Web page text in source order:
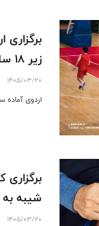
ﺯﯾﺮ ۱٨ ﺳﺎﻝ ۲۰۲٦
1405/03/20
ﺍﺭﺩﻭﯼ ﺁﻣﺎﺩﻩ ﺳﺎﺯﻱ
شیبه به
1405/03/20